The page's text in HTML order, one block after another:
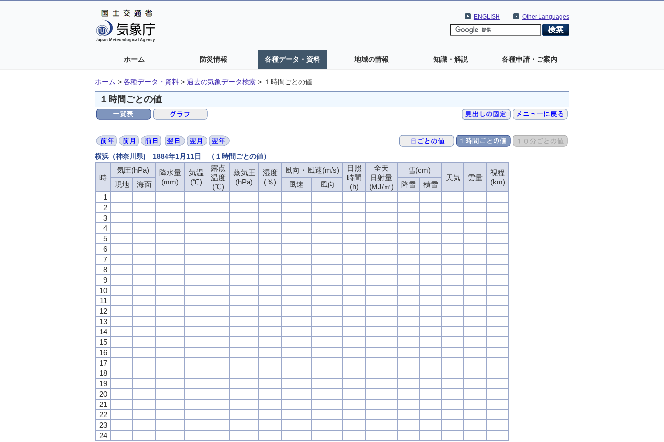
Other Languages
ENGLISH
ホーム 防災情報 各種データ・資料 地域の情報 知識・解説 各種申請・ご案内
ホーム > 各種データ・資料 > 過去の気象データ検索 > １時間ごとの値
１時間ごとの値
横浜（神奈川県) 1884年1月11日 （１時間ごとの値）
時
気圧(hPa)
降水量
(mm)
気温
(℃)
露点
温度
(℃)
蒸気圧
(hPa)
湿度
(％)
風向・風速(m/s)
日照
時間
(h)
全天
日射量
(MJ/㎡)
雪(cm)
天気
雲量
視程
(km)
現地 海面 風速 風向 降雪
積雪
1
2
3
4
5
6
7
8
9
10
11
12
13
14
15
16
17
18
19
20
21
22
23
24